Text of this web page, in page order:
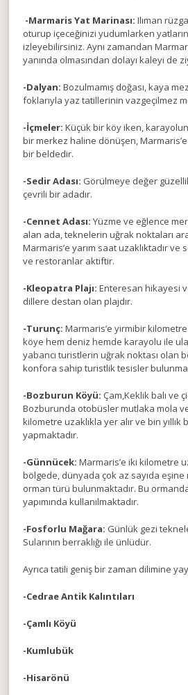
-Marmaris Yat Marinası: Ilıman
oturup içeceğinizi yudumlarken yatların
izleyebilirsiniz. Aynı zamandan
yanında olmasından dolayı kaleyi de
-Dalyan: Bozulmamış doğası, kaya
foklarıyla yaz tatillerinin vazgeçilmez
-İçmeler: Küçük bir köy iken,
bir merkez haline dönüşen,
bir beldedir.
-Sedir Adası: Görülmeye değer
çevrili bir adadır.
-Cennet Adası: Yüzme ve eğlence
alan ada, teknelerin uğrak noktaları
Marmaris’e yarım saat uzaklıktadır
ve restoranlar aktiftir.
-Kleopatra Plajı: Enteresan hikayesi
dillere destan olan plajdır.
-Turunç: Marmaris’e yirmibir
köye hem deniz hemde karayolu ile
yabancı turistlerin uğrak noktası olan
konfora sahip turistlik tesisler
-Bozburun Köyü: Çam,Keklik balı ve
Bozburunda otobüsler mutlaka mola
kilometre uzaklıkla yer alır ve bin
yapmaktadır.
-Günnücek: Marmaris’e iki kilometre
bölgede, dünyada çok az sayıda
orman türü bulunmaktadır. Bu
yapımında kullanılmaktadır.
-Fosforlu Mağara: Günlük gezi
Sularının berraklığı ile ünlüdür.
Ayrıca tatili geniş bir zaman dilimine
-Cedrae Antik Kalıntıları
-Çamlı Köyü
-Kumlubük
-Hisarönü